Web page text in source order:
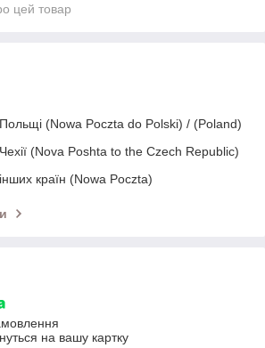
цей товар
(Nowa Poczta do Polski) / (Poland)
(Nova Poshta to the Czech Republic)
країн (Nowa Poczta)
на вашу картку